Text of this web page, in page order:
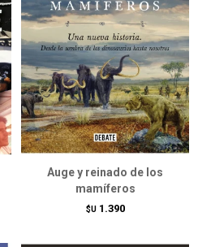
Auge y reinado de los
mamíferos
$U 1.390